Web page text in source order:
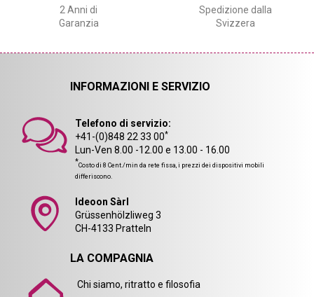
2 Anni di
Garanzia
Spedizione dalla
Svizzera
INFORMAZIONI E SERVIZIO
Telefono di servizio:
+41-(0)848 22 33 00*
Lun-Ven 8.00 -12.00 e 13.00 - 16.00
*Costo di 8 Cent./min da rete fissa, i prezzi dei dispositivi mobili
differiscono.
Ideoon Sàrl
Grüssenhölzliweg 3
CH-4133 Pratteln
LA COMPAGNIA
Chi siamo, ritratto e filosofia